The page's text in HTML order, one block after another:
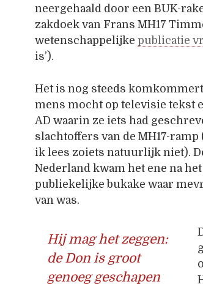
neergehaald door een BUK-
zakdoek van Frans MH17
wetenschappelijkepublicatie
is’).
Het is nog steeds
mens mocht op televisie tekst
AD waarin ze iets had
slachtoffers van de MH17-
ik lees zoiets natuurlijk niet).
Nederland kwam het ene na
publiekelijke bukake waar
van was.
Hij mag het zeggen:
de Don is groot
genoeg geschapen